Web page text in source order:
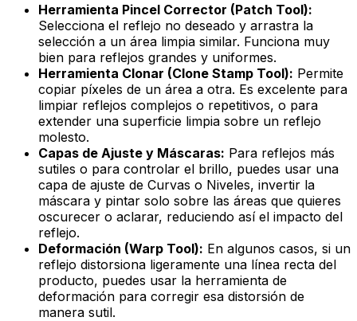
Herramienta Pincel Corrector (Patch Tool):
Selecciona el reflejo no deseado y arrastra la
selección a un área limpia similar. Funciona muy
bien para reflejos grandes y uniformes.
Herramienta Clonar (Clone Stamp Tool): Permite
copiar píxeles de un área a otra. Es excelente para
limpiar reflejos complejos o repetitivos, o para
extender una superficie limpia sobre un reflejo
molesto.
Capas de Ajuste y Máscaras: Para reflejos más
sutiles o para controlar el brillo, puedes usar una
capa de ajuste de Curvas o Niveles, invertir la
máscara y pintar solo sobre las áreas que quieres
oscurecer o aclarar, reduciendo así el impacto del
reflejo.
Deformación (Warp Tool): En algunos casos, si un
reflejo distorsiona ligeramente una línea recta del
producto, puedes usar la herramienta de
deformación para corregir esa distorsión de
manera sutil.